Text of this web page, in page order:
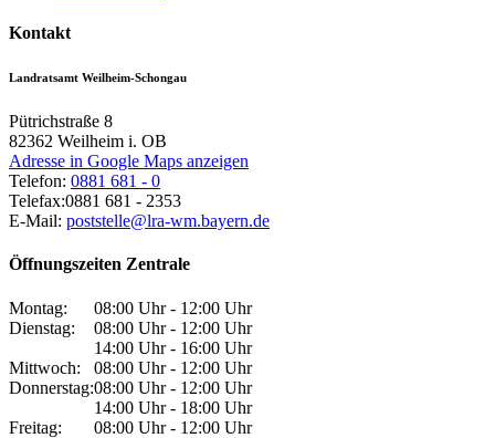
Kontakt
Landratsamt Weilheim-Schongau
Pütrichstraße 8
82362 Weilheim i. OB
Adresse in Google Maps anzeigen
Telefon: 0881 681 - 0
Telefax:0881 681 - 2353
E-Mail: poststelle@lra-wm.bayern.de
Öffnungszeiten Zentrale
Montag:
08:00 Uhr - 12:00 Uhr
Dienstag:
08:00 Uhr - 12:00 Uhr
14:00 Uhr - 16:00 Uhr
Mittwoch:
08:00 Uhr - 12:00 Uhr
Donnerstag:08:00 Uhr - 12:00 Uhr
14:00 Uhr - 18:00 Uhr
Freitag:
08:00 Uhr - 12:00 Uhr